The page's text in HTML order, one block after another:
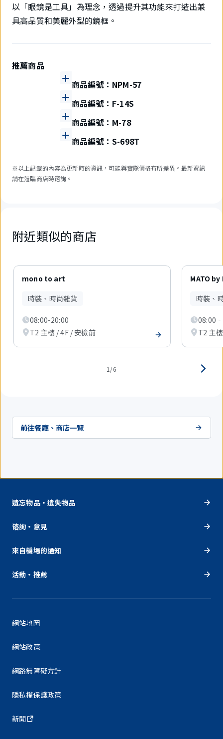
以「眼鏡是工具」為理念，透過提升其功能來打造出兼
具高品質和美麗外型的鏡框。
推薦商品
商品編號：NPM-57
商品編號：F-14S
商品編號：M-78
商品編號：S-698T
※以上記載的內容為更新時的資訊，可能與實際價格有所差異。最新資訊
請在蒞臨商店時谘詢。
附近類似的商店
mono to art
時裝、時尚雜貨
08:00-20:00
T2 主樓 / 4F / 安檢前
MATO by
時裝、
T2 主
1/6
前往餐廳、商店一覽
遺忘物品・遺失物品
谘詢・意見
來自機場的通知
活動・推薦
網站地圖
網站政策
網路無障礙方針
隱私權保護政策
新聞